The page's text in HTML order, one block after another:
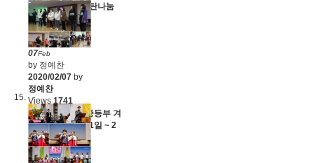
온도 1도 UP / 연탄나눔
(20.2.9-16)
07Feb
by 정예찬
2020/02/07 by
정예찬
Views 1741
2020 요셉피아 중등부 겨
울 수련회 (1월 31일 ~ 2
월 1일)